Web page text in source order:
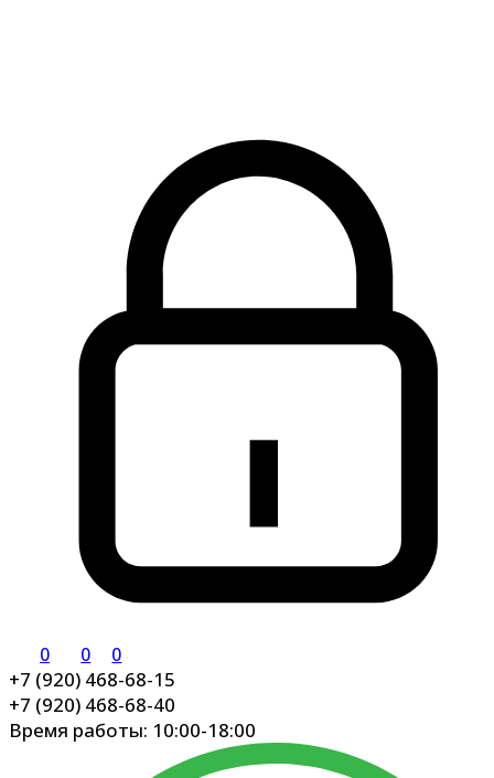
0 0 0
+7 (920) 468-68-15
+7 (920) 468-68-40
Время работы: 10:00-18:00